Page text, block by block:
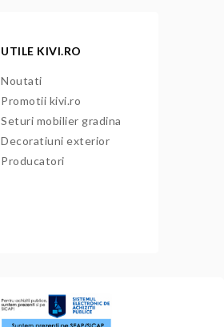
UTILE KIVI.RO
Noutati
Promotii kivi.ro
Seturi mobilier gradina
Decoratiuni exterior
Producatori